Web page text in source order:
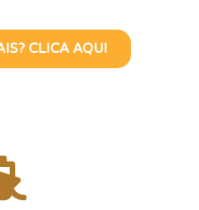
CLICA AQUI